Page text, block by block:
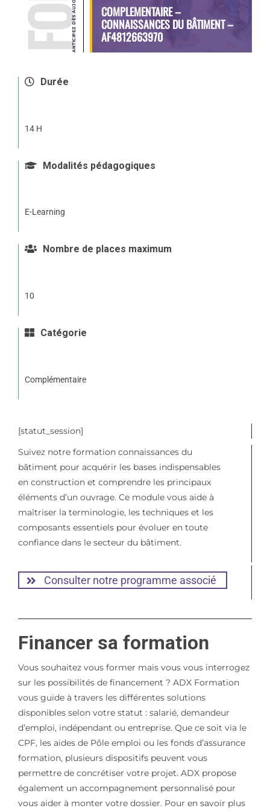
COMPLEMENTAIRE –
CONNAISSANCES DU BÂTIMENT –
AF4812663970
Durée
14 H
Modalités pédagogiques
E-Learning
Nombre de places maximum
10
Catégorie
Complémentaire
[statut_session]
Suivez notre formation connaissances du
bâtiment pour acquérir les bases indispensables
en construction et comprendre les principaux
éléments d’un ouvrage. Ce module vous aide à
maîtriser la terminologie, les techniques et les
composants essentiels pour évoluer en toute
confiance dans le secteur du bâtiment.
Consulter notre programme associé
Financer sa formation
Vous souhaitez vous former mais vous vous interrogez
sur les possibilités de financement ? ADX Formation
vous guide à travers les différentes solutions
disponibles selon votre statut : salarié, demandeur
d’emploi, indépendant ou entreprise. Que ce soit via le
CPF, les aides de Pôle emploi ou les fonds d’assurance
formation, plusieurs dispositifs peuvent vous
permettre de concrétiser votre projet. ADX propose
également un accompagnement personnalisé pour
vous aider à monter votre dossier. Pour en savoir plus